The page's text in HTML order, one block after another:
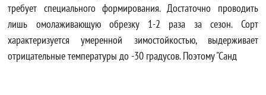
требует специального формирования. Достаточно проводить
лишь омолаживающую обрезку 1-2 раза за сезон. Сорт
характеризуется умеренной зимостойкостью, выдерживает
отрицательные температуры до -30 градусов. Поэтому "Санд